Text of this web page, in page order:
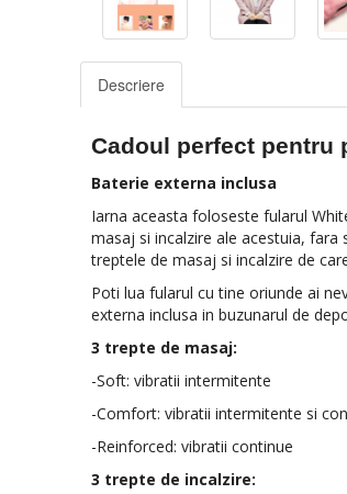
Descriere
Cadoul perfect pentru
Baterie externa inclusa
Iarna aceasta foloseste fularul
masaj si incalzire ale acestuia,
treptele de masaj si incalzire de
Poti lua fularul cu tine oriunde ai
externa inclusa in buzunarul de
3 trepte de masaj:
-Soft: vibratii intermitente
-Comfort: vibratii intermitente si
-Reinforced: vibratii continue
3 trepte de incalzire: